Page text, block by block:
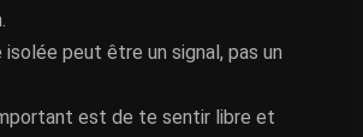
isolée peut être un signal, pas un
est de te sentir libre et